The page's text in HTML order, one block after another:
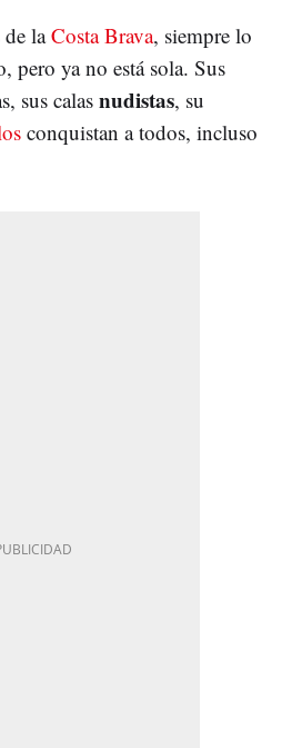
de la Costa Brava, siempre lo
pero ya no está sola. Sus
sus calas nudistas, su
conquistan a todos, incluso